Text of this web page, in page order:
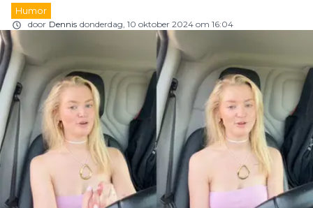
Humor
door Dennis donderdag, 10 oktober 2024 om 16:04